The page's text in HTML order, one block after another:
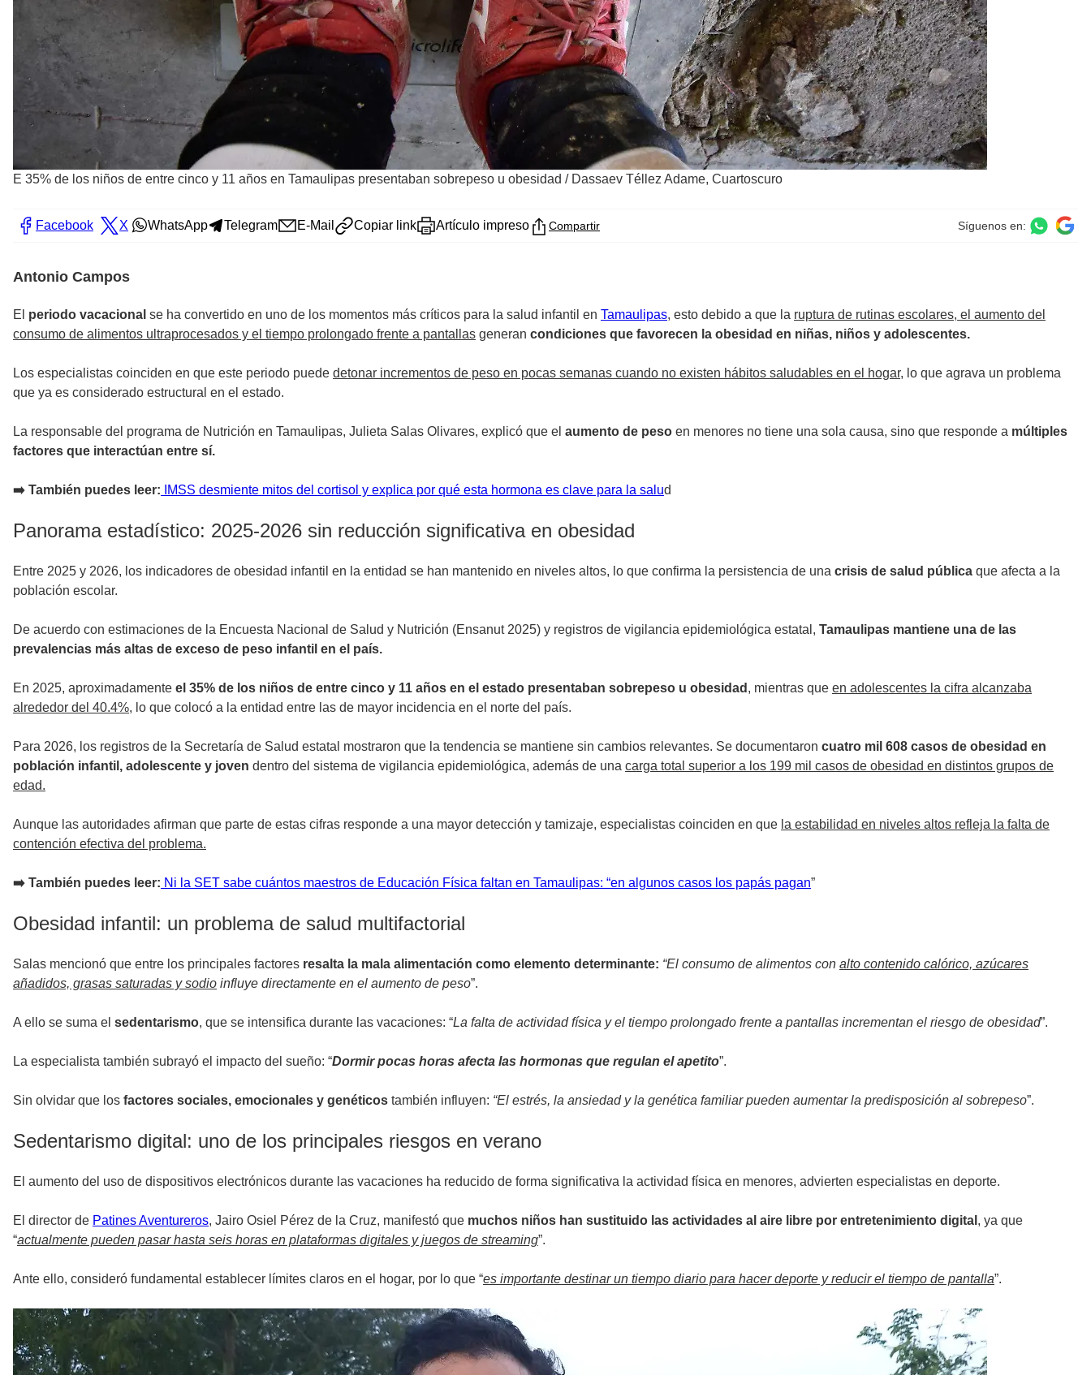
E 35% de los niños de entre cinco y 11 años en Tamaulipas presentaban sobrepeso u obesidad / Dassaev Téllez Adame, Cuartoscuro
Facebook X WhatsApp Telegram E-Mail Copiar link Artículo impreso Compartir Síguenos en:
Antonio Campos
El periodo vacacional se ha convertido en uno de los momentos más críticos para la salud infantil en Tamaulipas, esto debido a que la ruptura de rutinas escolares, el aumento del
consumo de alimentos ultraprocesados y el tiempo prolongado frente a pantallas generan condiciones que favorecen la obesidad en niñas, niños y adolescentes.
Los especialistas coinciden en que este periodo puede detonar incrementos de peso en pocas semanas cuando no existen hábitos saludables en el hogar, lo que agrava un problema
que ya es considerado estructural en el estado.
La responsable del programa de Nutrición en Tamaulipas, Julieta Salas Olivares, explicó que el aumento de peso en menores no tiene una sola causa, sino que responde a múltiples
factores que interactúan entre sí.
➡️ También puedes leer: IMSS desmiente mitos del cortisol y explica por qué esta hormona es clave para la salud
Panorama estadístico: 2025-2026 sin reducción significativa en obesidad
Entre 2025 y 2026, los indicadores de obesidad infantil en la entidad se han mantenido en niveles altos, lo que confirma la persistencia de una crisis de salud pública que afecta a la
población escolar.
De acuerdo con estimaciones de la Encuesta Nacional de Salud y Nutrición (Ensanut 2025) y registros de vigilancia epidemiológica estatal, Tamaulipas mantiene una de las
prevalencias más altas de exceso de peso infantil en el país.
En 2025, aproximadamente el 35% de los niños de entre cinco y 11 años en el estado presentaban sobrepeso u obesidad , mientras que en adolescentes la cifra alcanzaba
alrededor del 40.4%, lo que colocó a la entidad entre las de mayor incidencia en el norte del país.
Para 2026, los registros de la Secretaría de Salud estatal mostraron que la tendencia se mantiene sin cambios relevantes. Se documentaron cuatro mil 608 casos de obesidad en
población infantil, adolescente y joven dentro del sistema de vigilancia epidemiológica, además de una carga total superior a los 199 mil casos de obesidad en distintos grupos de
edad.
Aunque las autoridades afirman que parte de estas cifras responde a una mayor detección y tamizaje, especialistas coinciden en que la estabilidad en niveles altos refleja la falta de
contención efectiva del problema.
➡️ También puedes leer: Ni la SET sabe cuántos maestros de Educación Física faltan en Tamaulipas: “en algunos casos los papás pagan”
Obesidad infantil: un problema de salud multifactorial
Salas mencionó que entre los principales factores resalta la mala alimentación como elemento determinante: “El consumo de alimentos con alto contenido calórico, azúcares
añadidos, grasas saturadas y sodio influye directamente en el aumento de peso”.
A ello se suma el sedentarismo, que se intensifica durante las vacaciones: “La falta de actividad física y el tiempo prolongado frente a pantallas incrementan el riesgo de obesidad”.
La especialista también subrayó el impacto del sueño: “Dormir pocas horas afecta las hormonas que regulan el apetito”.
Sin olvidar que los factores sociales, emocionales y genéticos también influyen: “El estrés, la ansiedad y la genética familiar pueden aumentar la predisposición al sobrepeso”.
Sedentarismo digital: uno de los principales riesgos en verano
El aumento del uso de dispositivos electrónicos durante las vacaciones ha reducido de forma significativa la actividad física en menores, advierten especialistas en deporte.
El director de Patines Aventureros, Jairo Osiel Pérez de la Cruz, manifestó que muchos niños han sustituido las actividades al aire libre por entretenimiento digital , ya que
“actualmente pueden pasar hasta seis horas en plataformas digitales y juegos de streaming”.
Ante ello, consideró fundamental establecer límites claros en el hogar, por lo que “es importante destinar un tiempo diario para hacer deporte y reducir el tiempo de pantalla”.